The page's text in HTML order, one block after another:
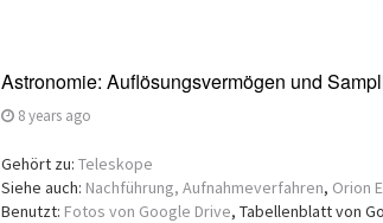
Astronomie: Auflösungsvermögen und
8 years ago
Gehört zu: Teleskope
Siehe auch: Nachführung, Aufnahmeverfahren, Orion
Benutzt: Fotos von Google Drive, Tabellenblatt von